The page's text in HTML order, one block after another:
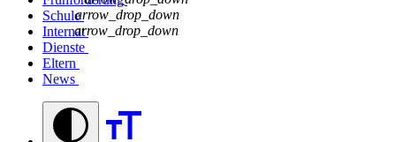
Schule
Internat
Dienste
Eltern
arrow_drop_down
News
arrow_drop_down